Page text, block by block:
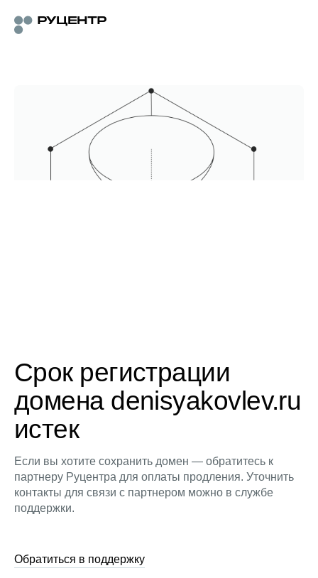
Срок регистрации
домена denisyakovlev.ru
истек
Если вы хотите сохранить домен — обратитесь к
партнеру Руцентра для оплаты продления. Уточнить
контакты для связи с партнером можно в службе
поддержки.
Обратиться в поддержку